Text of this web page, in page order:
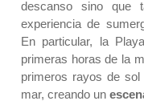
descanso sino que
experiencia de
En particular, la
primeras horas de la
primeros rayos de
mar, creando un